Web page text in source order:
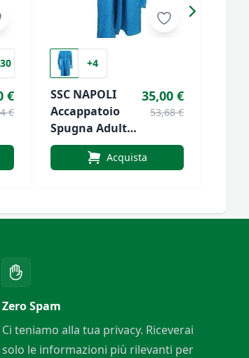
€
€
+4
SSC NAPOLI
Accappatoio
Spugna Adulto
Con Cappuccio
35,00 €
53,68 €
Acquista
Zero Spam
Ci teniamo alla tua privacy. Riceverai
solo le informazioni più rilevanti per